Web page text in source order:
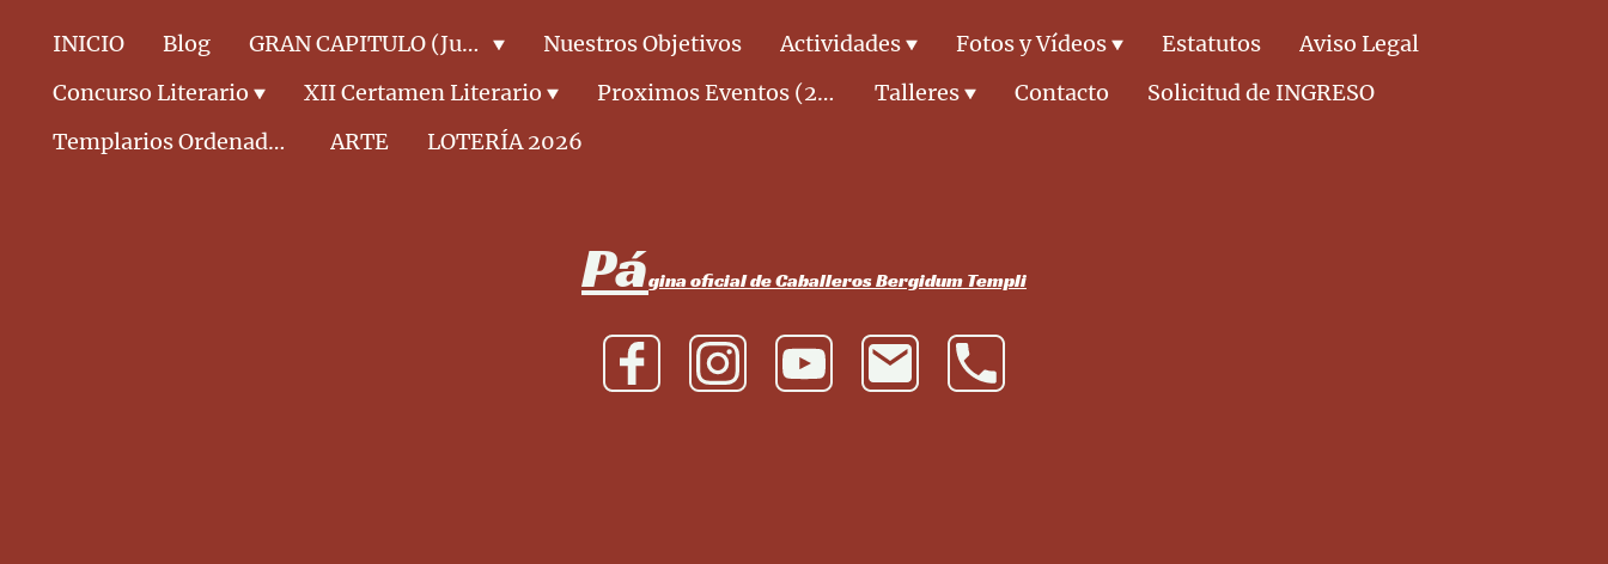
INICIO Blog GRAN CAPITULO (Junta Directiva) Nuestros Objetivos Actividades Fotos y Vídeos Estatutos
Aviso Legal
Concurso Literario
XII Certamen Literario Proximos Eventos (2026) Talleres Contacto
Solicitud de INGRESO
Templarios Ordenados CABALLEROS
ARTE LOTERÍA 2026
Página oficial de Caballeros Bergidum Templi